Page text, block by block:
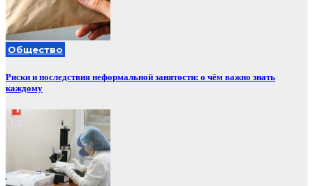
Общество
Риски и последствия неформальной занятости: о чём важно знать
каждому